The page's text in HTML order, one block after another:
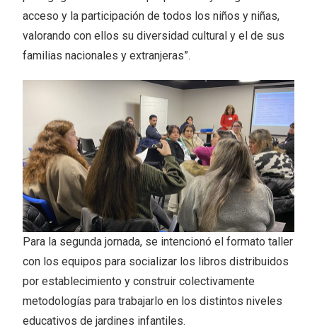
acceso y la participación de todos los niños y niñas,
valorando con ellos su diversidad cultural y el de sus
familias nacionales y extranjeras”.
Para la segunda jornada, se intencionó el formato taller
con los equipos para socializar los libros distribuidos
por establecimiento y construir colectivamente
metodologías para trabajarlo en los distintos niveles
educativos de jardines infantiles.